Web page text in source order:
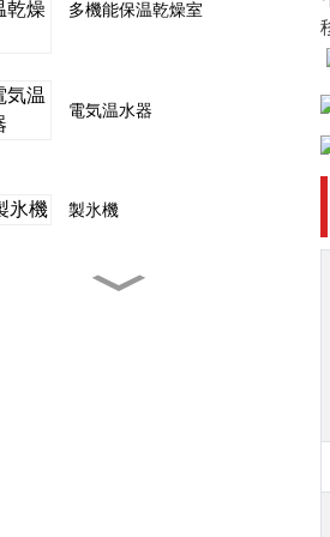
多機能保温乾燥室
電気温水器
製氷機